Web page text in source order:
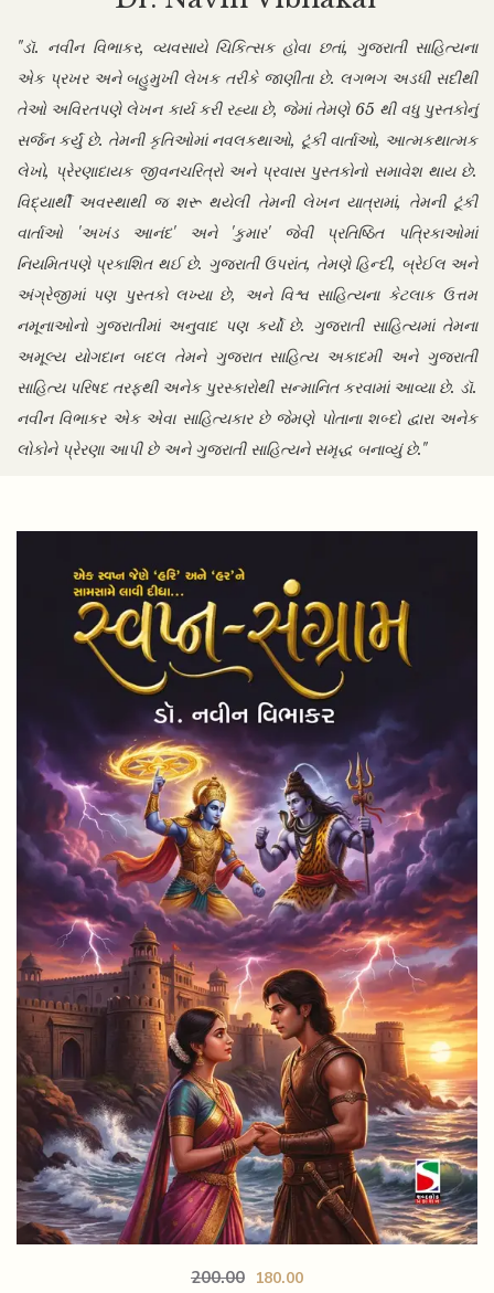
"ડૉ. નવીન વિભાકર, વ્યવસાયે ચિકિત્સક હોવા છતાં, ગુજરાતી સાહિત્યના
એક પ્રખર અને બહુમુખી લેખક તરીકે જાણીતા છે. લગભગ અડધી સદીથી
તેઓ અવિરતપણે લેખન કાર્ય કરી રહ્યા છે, જેમાં તેમણે 65 થી વધુ પુસ્તકોનું
સર્જન કર્યું છે. તેમની કૃતિઓમાં નવલકથાઓ, ટૂંકી વાર્તાઓ, આત્મકથાત્મક
લેખો, પ્રેરણાદાયક જીવનચરિત્રો અને પ્રવાસ પુસ્તકોનો સમાવેશ થાય છે.
વિદ્યાર્થી અવસ્થાથી જ શરૂ થયેલી તેમની લેખન યાત્રામાં, તેમની ટૂંકી
વાર્તાઓ 'અખંડ આનંદ' અને 'કુમાર' જેવી પ્રતિષ્ઠિત પત્રિકાઓમાં
નિયમિતપણે પ્રકાશિત થઈ છે. ગુજરાતી ઉપરાંત, તેમણે હિન્દી, બ્રેઈલ અને
અંગ્રેજીમાં પણ પુસ્તકો લખ્યા છે, અને વિશ્વ સાહિત્યના કેટલાક ઉત્તમ
નમૂનાઓનો ગુજરાતીમાં અનુવાદ પણ કર્યો છે. ગુજરાતી સાહિત્યમાં તેમના
અમૂલ્ય યોગદાન બદલ તેમને ગુજરાત સાહિત્ય અકાદમી અને ગુજરાતી
સાહિત્ય પરિષદ તરફથી અનેક પુરસ્કારોથી સન્માનિત કરવામાં આવ્યા છે. ડૉ.
નવીન વિભાકર એક એવા સાહિત્યકાર છે જેમણે પોતાના શબ્દો દ્વારા અનેક
લોકોને પ્રેરણા આપી છે અને ગુજરાતી સાહિત્યને સમૃદ્ધ બનાવ્યું છે."
200.00 180.00